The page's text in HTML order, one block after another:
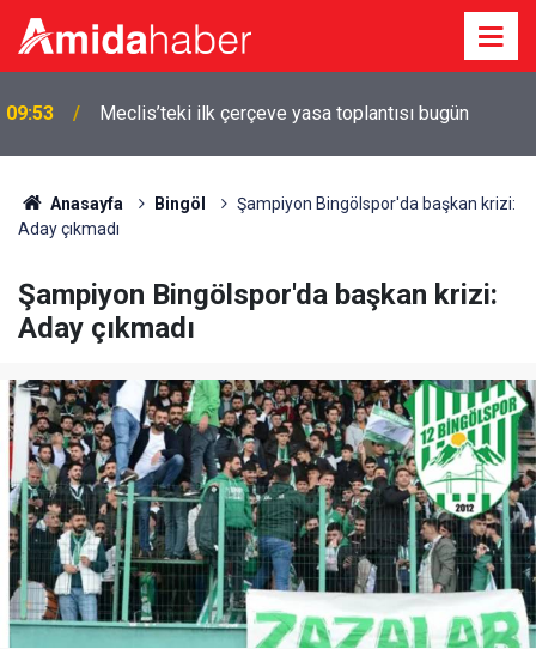
09:53 Meclis’teki ilk çerçeve yasa toplantısı bugün
Anasayfa Bingöl
Şampiyon Bingölspor'da başkan krizi:
Aday çıkmadı
Şampiyon Bingölspor'da başkan krizi:
Aday çıkmadı